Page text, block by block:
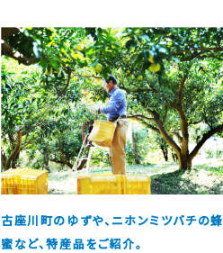
古座川町のゆずや、ニホンミツバチの蜂
蜜など、特産品をご紹介。